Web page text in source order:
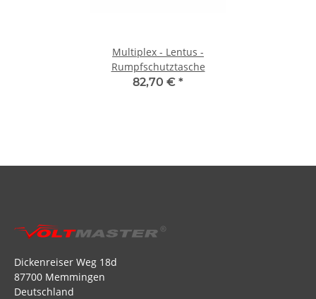
Multiplex - Lentus -
Rumpfschutztasche
82,70 € *
Dickenreiser Weg 18d
87700 Memmingen
Deutschland